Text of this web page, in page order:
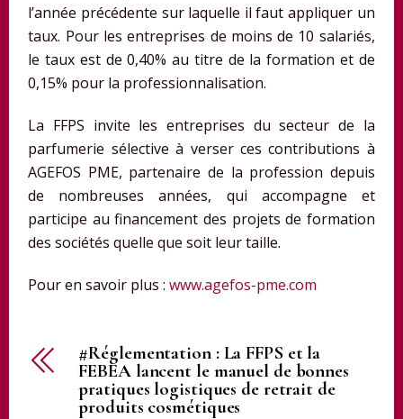
l’année précédente sur laquelle il faut appliquer un
taux. Pour les entreprises de moins de 10 salariés,
le taux est de 0,40% au titre de la formation et de
0,15% pour la professionnalisation.
La FFPS invite les entreprises du secteur de la
parfumerie sélective à verser ces contributions à
AGEFOS PME, partenaire de la profession depuis
de nombreuses années, qui accompagne et
participe au financement des projets de formation
des sociétés quelle que soit leur taille.
Pour en savoir plus :www.agefos-pme.com
#Réglementation : La FFPS et la
FEBEA lancent le manuel de bonnes
pratiques logistiques de retrait de
produits cosmétiques